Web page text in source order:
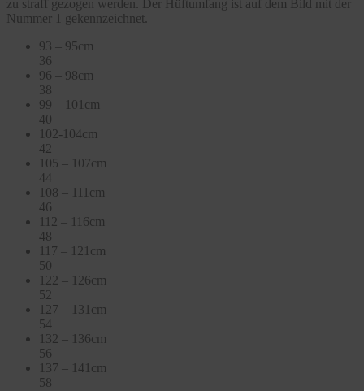
zu straff gezogen werden. Der Hüftumfang ist auf dem Bild mit der
Nummer 1 gekennzeichnet.
93 – 95cm
36
96 – 98cm
38
99 – 101cm
40
102-104cm
42
105 – 107cm
44
108 – 111cm
46
112 – 116cm
48
117 – 121cm
50
122 – 126cm
52
127 – 131cm
54
132 – 136cm
56
137 – 141cm
58